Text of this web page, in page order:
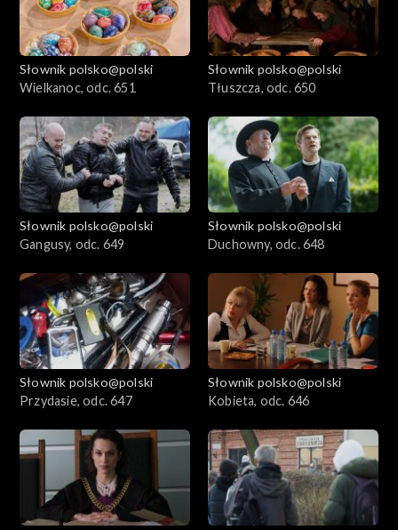
Słownik polsko@polski
Wielkanoc, odc. 651
Słownik polsko@polski
Tłuszcza, odc. 650
Słownik polsko@polski
Gangusy, odc. 649
Słownik polsko@polski
Duchowny, odc. 648
Słownik polsko@polski
Przydasie, odc. 647
Słownik polsko@polski
Kobieta, odc. 646